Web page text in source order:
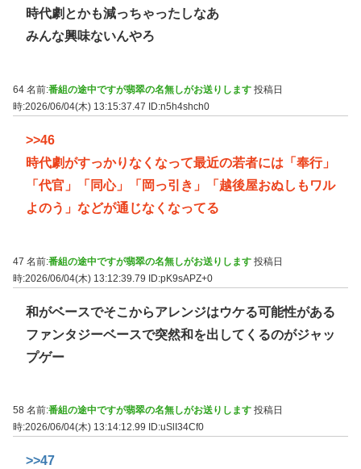
時代劇とかも減っちゃったしなあ
みんな興味ないんやろ
64 名前:番組の途中ですが翡翠の名無しがお送りします 投稿日
時:2026/06/04(木) 13:15:37.47
ID:n5h4shch0
>>46
時代劇がすっかりなくなって最近の若者には「奉行」
「代官」「同心」「岡っ引き」「越後屋おぬしもワル
よのう」などが通じなくなってる
47 名前:番組の途中ですが翡翠の名無しがお送りします 投稿日
時:2026/06/04(木) 13:12:39.79 ID:pK9sAPZ+0
和がベースでそこからアレンジはウケる可能性がある
ファンタジーベースで突然和を出してくるのがジャッ
プゲー
58 名前:番組の途中ですが翡翠の名無しがお送りします 投稿日
時:2026/06/04(木) 13:14:12.99
ID:uSlI34Cf0
>>47